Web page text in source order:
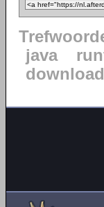
java
download